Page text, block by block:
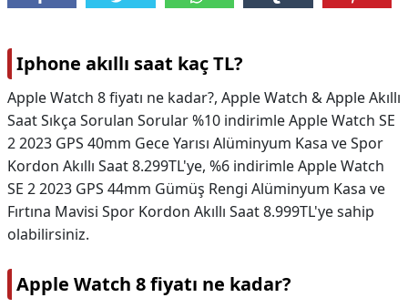
Iphone akıllı saat kaç TL?
Apple Watch 8 fiyatı ne kadar?, Apple Watch & Apple Akıllı
Saat Sıkça Sorulan Sorular %10 indirimle Apple Watch SE
2 2023 GPS 40mm Gece Yarısı Alüminyum Kasa ve Spor
Kordon Akıllı Saat 8.299TL'ye, %6 indirimle Apple Watch
SE 2 2023 GPS 44mm Gümüş Rengi Alüminyum Kasa ve
Fırtına Mavisi Spor Kordon Akıllı Saat 8.999TL'ye sahip
olabilirsiniz.
Apple Watch 8 fiyatı ne kadar?